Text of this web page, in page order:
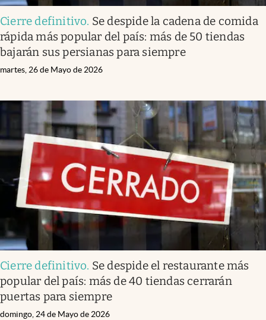
Cierre definitivo. Se despide la cadena de comida
rápida más popular del país: más de 50 tiendas
bajarán sus persianas para siempre
martes, 26 de Mayo de 2026
Cierre definitivo. Se despide el restaurante más
popular del país: más de 40 tiendas cerrarán
puertas para siempre
domingo, 24 de Mayo de 2026